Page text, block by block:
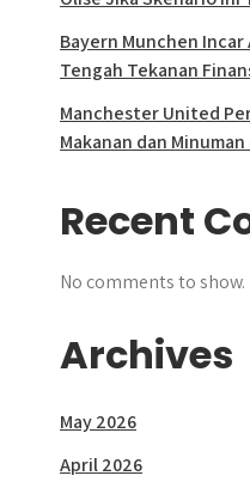
Bayern Munchen
Tengah Tekanan
Manchester United
Makanan dan
Recent
No comments to show.
Archives
May 2026
April 2026